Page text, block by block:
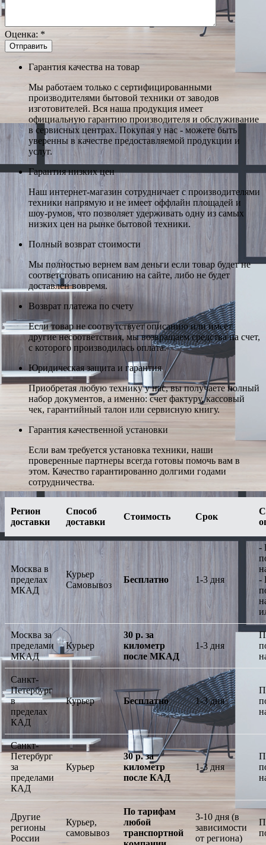
Оценка: *
Гарантия качества на товар
Мы работаем только с сертифицированными
производителями бытовой техники от заводов
изготовителей. Вся наша продукция имеет
официальную гарантию производителя и обслуживание
в сервисных центрах. Покупая у нас - можете быть
уверенны в качестве предоставляемой продукции и
услуг.
Гарантия низких цен
Наш интернет-магазин сотрудничает с производителями
техники напрямую и не имеет оффлайн площадей и
шоу-румов, что позволяет удерживать одну из самых
низких цен на рынке бытовой техники.
Полный возврат стоимости
Мы полностью вернем вам деньги если товар будет не
соответстовать описанию на сайте, либо не будет
доставлен вовремя.
Возврат платежа по счету
Если товар не соотвутствует описанию или имеет
другие несоответствия, мы возвращаем средства на счет,
с которого производилась оплата.
Юридическая защита и гарантия
Приобретая любую технику у нас, вы получаете полный
набор документов, а именно: счет фактуру, кассовый
чек, гарантийный талон или сервисную книгу.
Гарантия качественной установки
Если вам требуется установка техники, наши
проверенные партнеры всегда готовы помочь вам в
этом. Качество гарантированно долгими годами
сотрудничества.
Регион
доставки
Способ
доставки
Стоимость Срок
Москва в
пределах
МКАД
Курьер
Самовывоз
Бесплатно 1-3 дня
-
-
Москва за
пределами
МКАД
Курьер
30 р. за
километр
после МКАД
1-3 дня
Санкт-
Петербург
в
пределах
КАД
Курьер Бесплатно 1-3 дня
Санкт-
Петербург
за
пределами
КАД
Курьер
30 р. за
километр
после КАД
1-3 дня
Другие
регионы
России
Курьер,
самовывоз
По тарифам
любой
транспортной
3-10 дня (в
зависимости
от региона)